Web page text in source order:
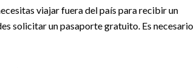
viajar fuera del país para recibir un
solicitar un pasaporte gratuito. Es necesario